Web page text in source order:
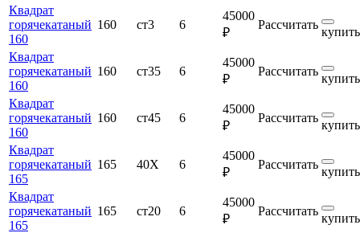
Квадрат
горячекатаный
160
160 ст3 6
45000
₽
Рассчитать
купить
Квадрат
горячекатаный
160
160 ст35 6
45000
₽
Рассчитать
купить
Квадрат
горячекатаный
160
160 ст45 6
45000
₽
Рассчитать
купить
Квадрат
горячекатаный
165
165 40Х 6
45000
₽
Рассчитать
купить
Квадрат
горячекатаный
165
165 ст20 6
45000
₽
Рассчитать
купить